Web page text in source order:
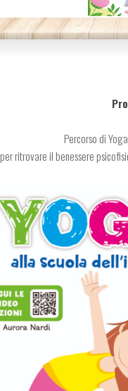
Percorso di
per ritrovare il benessere